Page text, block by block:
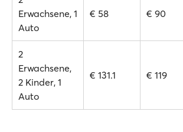
Erwachsene, 1
Auto
€ 58 € 90
2
Erwachsene,
2 Kinder, 1
Auto
€ 131.1 € 119